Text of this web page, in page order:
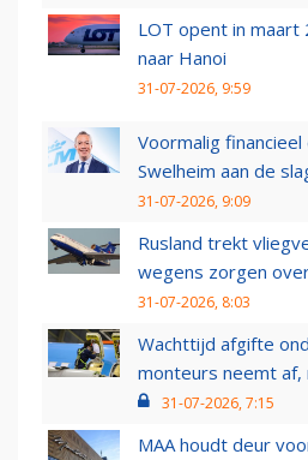
LOT opent in
naar Hanoi
31-07-2026, 9:59
Voormalig
Swelheim aan de
31-07-2026, 9:09
Rusland trekt
wegens zorgen
31-07-2026, 8:03
Wachttijd afgifte
monteurs neemt
31-07-2026, 7:15
MAA houdt deur